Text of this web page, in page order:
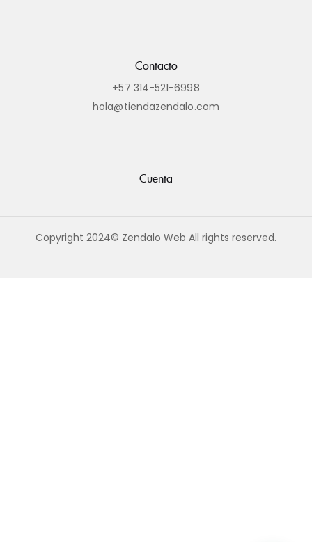
Contacto
+57 314-521-6998
hola@tiendazendalo.com
Cuenta
Copyright 2024© Zendalo Web All rights reserved.